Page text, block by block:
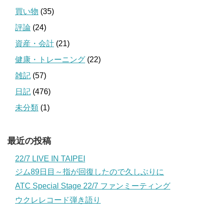
買い物 (35)
評論 (24)
資産・会計 (21)
健康・トレーニング (22)
雑記 (57)
日記 (476)
未分類 (1)
最近の投稿
22/7 LIVE IN TAIPEI
ジム89日目～指が回復したので久しぶりに
ATC Special Stage 22/7 ファンミーティング
ウクレレコード弾き語り